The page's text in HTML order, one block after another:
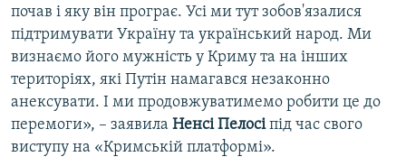
почав і яку він програє. Усі ми тут зобов'язалися
підтримувати Україну та український народ. Ми
визнаємо його мужність у Криму та на інших
територіях, які Путін намагався незаконно
анексувати. І ми продовжуватимемо робити це до
перемоги», – заявила Ненсі Пелосіпід час свого
виступу на «Кримській платформі».